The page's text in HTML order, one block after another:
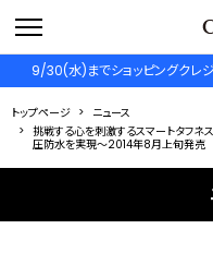
9/30(水)までショッピングクレ
トップページ
ニュース
挑戦する心を刺激するスマートタフネ
圧防水を実現～2014年8月上旬発売